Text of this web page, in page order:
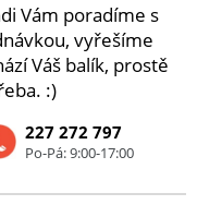
Vám poradíme s
vyřešíme
Váš balík, prostě
:)
227 272 797
Po-Pá: 9:00-17:00